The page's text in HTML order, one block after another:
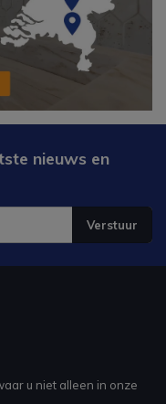
nieuws en
Verstuur
u niet alleen in onze